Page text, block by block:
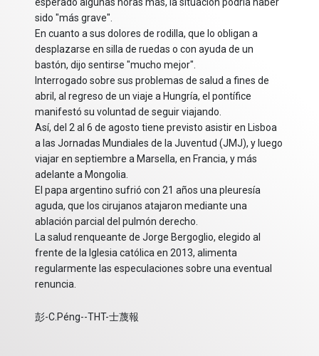
esperado algunas horas más, la situación podría haber
sido "más grave".
En cuanto a sus dolores de rodilla, que lo obligan a
desplazarse en silla de ruedas o con ayuda de un
bastón, dijo sentirse "mucho mejor".
Interrogado sobre sus problemas de salud a fines de
abril, al regreso de un viaje a Hungría, el pontífice
manifestó su voluntad de seguir viajando.
Así, del 2 al 6 de agosto tiene previsto asistir en Lisboa
a las Jornadas Mundiales de la Juventud (JMJ), y luego
viajar en septiembre a Marsella, en Francia, y más
adelante a Mongolia.
El papa argentino sufrió con 21 años una pleuresía
aguda, que los cirujanos atajaron mediante una
ablación parcial del pulmón derecho.
La salud renqueante de Jorge Bergoglio, elegido al
frente de la Iglesia católica en 2013, alimenta
regularmente las especulaciones sobre una eventual
renuncia.
彭-C.Péng--THT-士蔑報